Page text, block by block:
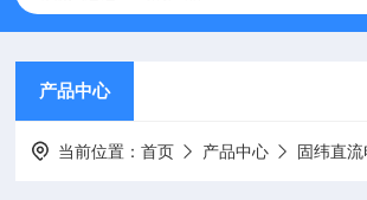
产品中心
当前位置：首页 产品中心 固纬直